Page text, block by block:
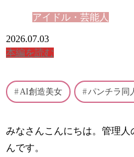
アイドル・芸能人
2026.07.03
本編を読む
AI創造美女 パンチラ同
みなさんこんにちは。管理人
んです。